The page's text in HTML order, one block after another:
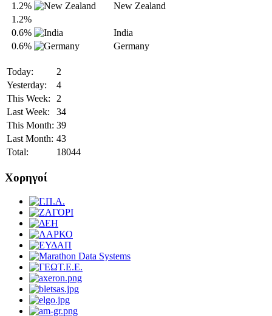
1.2%
New Zealand
1.2%
0.6%
India
0.6%
Germany
Today:
2
Yesterday:
4
This Week:
2
Last Week:
34
This Month: 39
Last Month: 43
Total:
18044
Χορηγοί